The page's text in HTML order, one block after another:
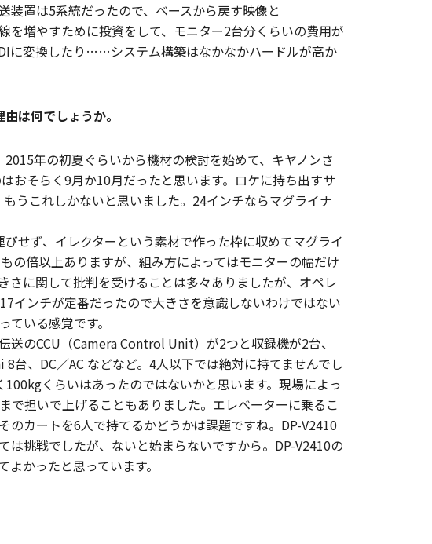
装置は5系統だったので、ベースから戻す映像と
増やすために投資をして、モニター2台分くらいの費用が
に変換したり……システム構築はなかなかハードルが高か
は何でしょうか。
年の初夏ぐらいから機材の検討を始めて、キヤノンさ
おそらく9月か10月だったと思います。ロケに持ち出すサ
うこれしかないと思いました。24インチならマグライナ
せず、イレクターという素材で作った枠に収めてマグライ
の倍以上ありますが、組み方によってはモニターの幅だけ
さに関して批判を受けることは多々ありましたが、オペレ
インチが定番だったので大きさを意識しないわけではない
いる感覚です。
送のCCU（Camera Control Unit）が2つと収録機が2台、
台、DC／AC などなど。4人以下では絶対に持てませんでし
くらいはあったのではないかと思います。現場によっ
で担いで上げることもありました。エレベーターに乗るこ
のカートを6人で持てるかどうかは課題ですね。DP-V2410
は挑戦でしたが、ないと始まらないですから。DP-V2410の
かったと思っています。